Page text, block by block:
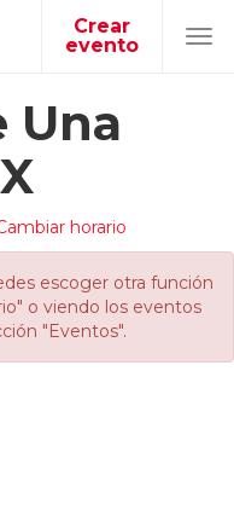
Crear
evento
Una
horario
escoger otra función
o viendo los eventos
"Eventos".